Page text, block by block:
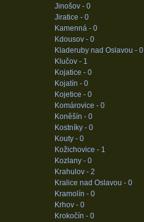
Jinošov - 0
Jiratice - 0
Kamenná - 0
Kdousov - 0
Kladeruby nad Oslavou - 0
Klučov - 1
Kojatice - 0
Kojatín - 0
Kojetice - 0
Komárovice - 0
Koněšín - 0
Kostníky - 0
Kouty - 0
Kožichovice - 1
Kozlany - 0
Krahulov - 2
Kralice nad Oslavou - 0
Kramolín - 0
Krhov - 0
Krokočín - 0